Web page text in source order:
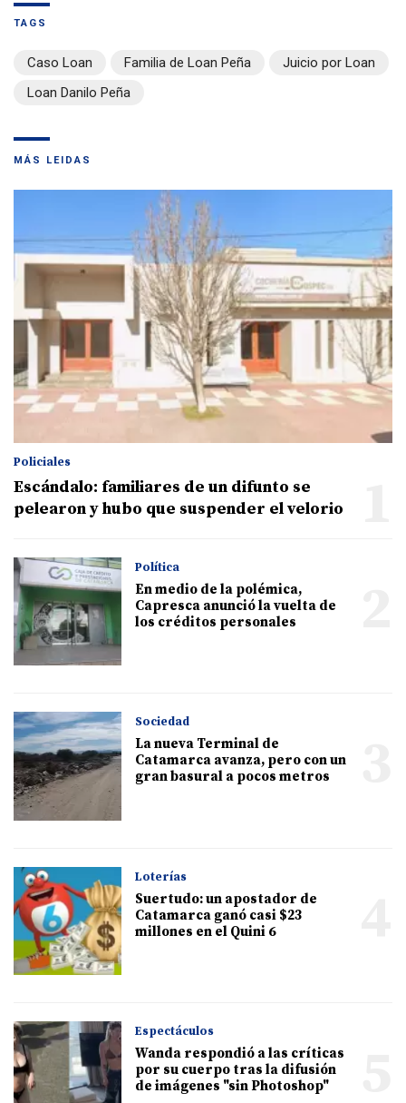
TAGS
Caso Loan Familia de Loan Peña
Juicio por Loan
Loan Danilo Peña
MÁS LEIDAS
Policiales
Escándalo: familiares de un difunto se
pelearon y hubo que suspender el velorio
Política
En medio de la polémica,
Capresca anunció la vuelta de
los créditos personales
Sociedad
La nueva Terminal de
Catamarca avanza, pero con un
gran basural a pocos metros
Loterías
Suertudo: un apostador de
Catamarca ganó casi $23
millones en el Quini 6
Espectáculos
Wanda respondió a las críticas
por su cuerpo tras la difusión
de imágenes "sin Photoshop"